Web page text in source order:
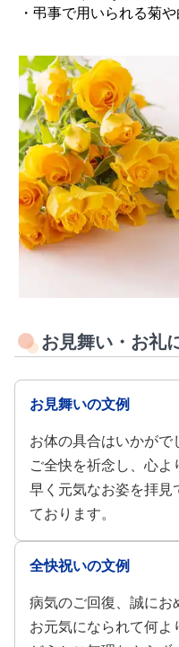
・弔事で用いられる菊
お見舞い・お礼
お見舞いの文例
お体の具合はいかがで
ご全快を祈念し、心よ
早く元気なお姿を拝見
ております。
全快祝いの文例
病気のご回復、誠にお
お元気になられて何よ